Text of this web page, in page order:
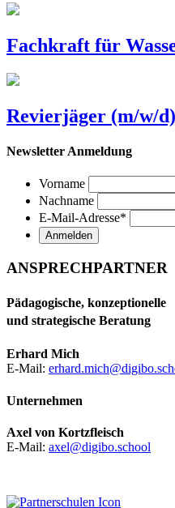
Fachkraft für
Revierjäger (m/w/d)
Newsletter Anmeldung
Vorname
Nachname
E-Mail-Adresse*
ANSPRECHPARTNER
Pädagogische, konzeptionelle
und strategische Beratung
Erhard Mich
E-Mail:
Unternehmen
Axel von Kortzfleisch
E-Mail: axel@digibo.school